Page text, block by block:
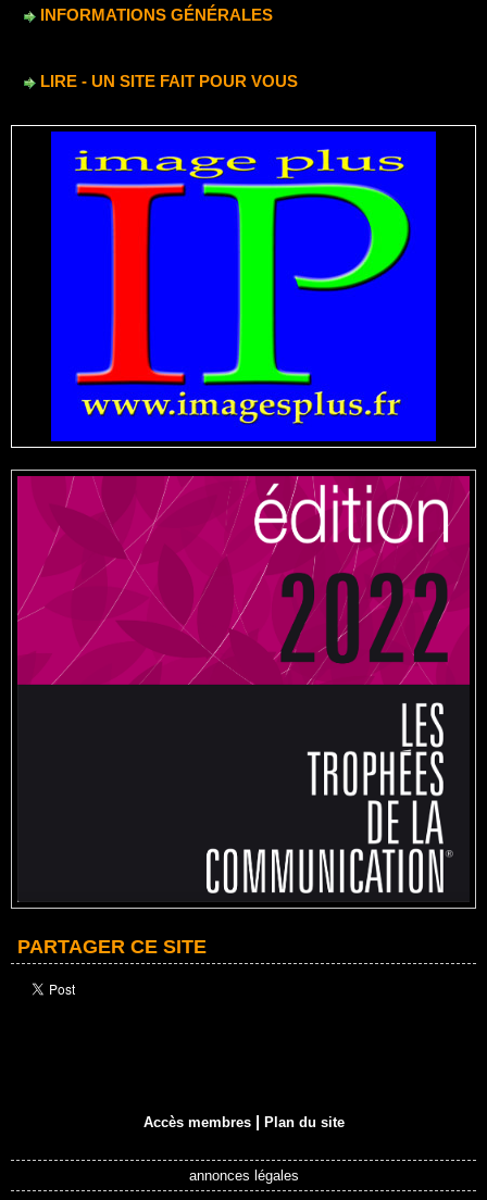
INFORMATIONS GÉNÉRALES
LIRE - UN SITE FAIT POUR VOUS
PARTAGER CE SITE
Accès membres | Plan du site
annonces légales